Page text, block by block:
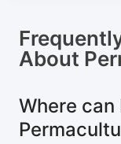
About
Where